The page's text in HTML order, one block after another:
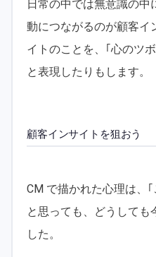
日常の中では無意識の
動につながるのが顧客イ
イトのことを、｢心のツ
と表現したりもします。
顧客インサイトを狙おう
CM で描かれた心理は、
と思っても、どうしても
した。